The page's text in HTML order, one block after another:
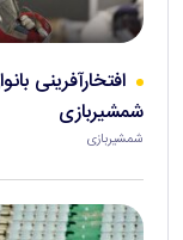
افتخارآفرینی
شمشیربازی
شمشیربازی